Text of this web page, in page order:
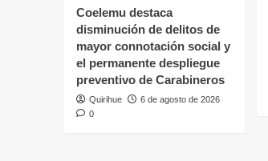
Coelemu destaca
disminución de delitos de
mayor connotación social y
el permanente despliegue
preventivo de Carabineros
Quirihue
6 de agosto de 2026
0